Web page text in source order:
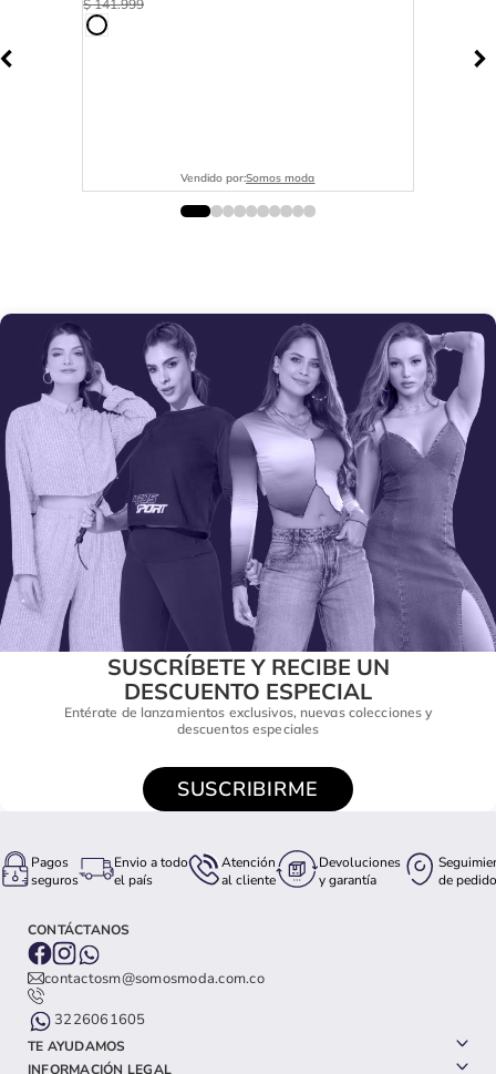
$ 141.999
Vendido por:Somos moda
SUSCRÍBETE Y RECIBE UN
DESCUENTO ESPECIAL
Entérate de lanzamientos exclusivos, nuevas colecciones y
descuentos especiales
SUSCRIBIRME
Pagos
seguros
Envio a todo
el país
Atención
al cliente
Devoluciones
y garantía
de pedido
CONTÁCTANOS
contactosm@somosmoda.com.co
3226061605
TE AYUDAMOS
INFORMACIÓN LEGAL